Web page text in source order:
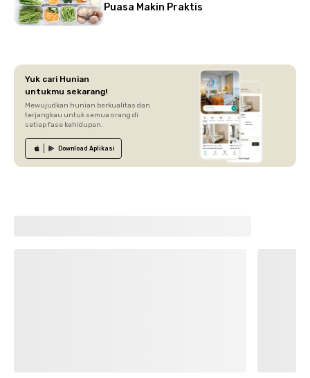
Puasa Makin Praktis
Yuk cari Hunian
untukmu sekarang!
Mewujudkan hunian berkualitas dan
terjangkau untuk semua orang di
setiap fase kehidupan.
Download Aplikasi